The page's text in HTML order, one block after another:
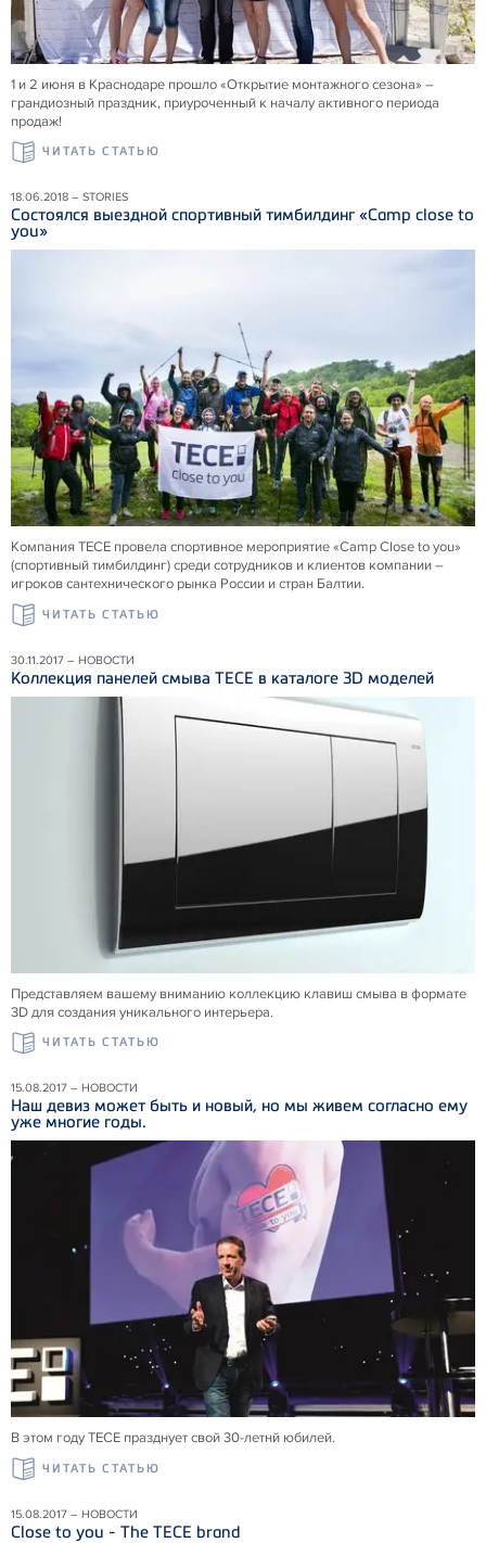
1 и 2 июня в Краснодаре прошло «Открытие монтажного сезона» –
грандиозный праздник, приуроченный к началу активного периода
продаж!
ЧИТАТЬ СТАТЬЮ
18.06.2018 – STORIES
Состоялся выездной спортивный тимбилдинг «Camp close to
you»
Компания ТЕСЕ провела спортивное мероприятие «Camp Close to you»
(спортивный тимбилдинг) среди сотрудников и клиентов компании –
игроков сантехнического рынка России и стран Балтии.
ЧИТАТЬ СТАТЬЮ
30.11.2017 – НОВОСТИ
Коллекция панелей смыва ТЕСЕ в каталоге 3D моделей
Представляем вашему вниманию коллекцию клавиш смыва в формате
3D для создания уникального интерьера.
ЧИТАТЬ СТАТЬЮ
15.08.2017 – НОВОСТИ
Наш девиз может быть и новый, но мы живем согласно ему
уже многие годы.
В этом году ТЕСЕ празднует свой 30-летнй юбилей.
ЧИТАТЬ СТАТЬЮ
15.08.2017 – НОВОСТИ
Close to you - The TECE brand